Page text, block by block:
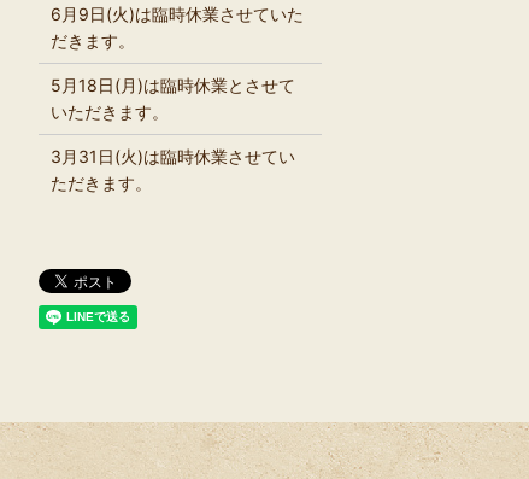
6月9日(火)は臨時休業させていた
だきます。
5月18日(月)は臨時休業とさせて
いただきます。
3月31日(火)は臨時休業させてい
ただきます。